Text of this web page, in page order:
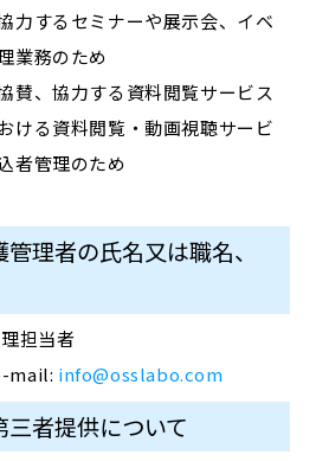
力するセミナーや展示会、イベ
業務のため
賛、協力する資料閲覧サービス
ける資料閲覧・動画視聴サービ
者管理のため
理者の氏名又は職名、
担当者
mail: info@osslabo.com
三者提供について